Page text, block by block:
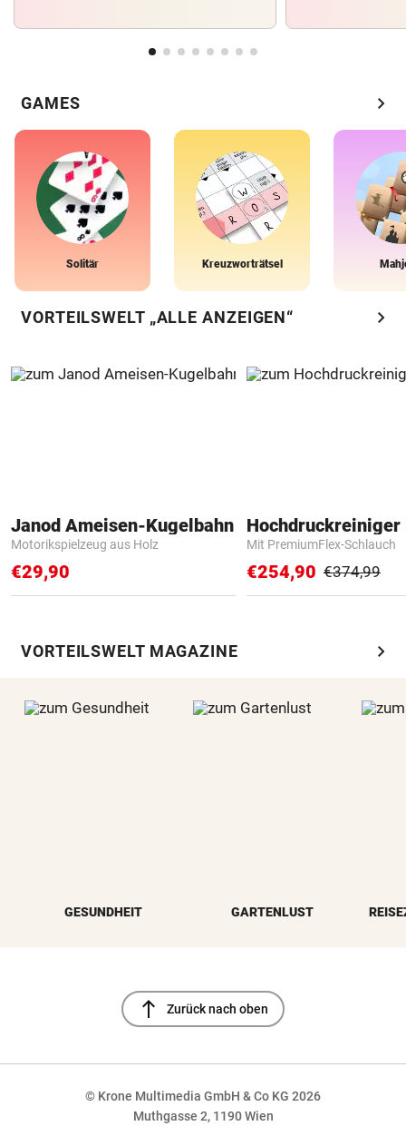
GAMES chevron_right
Solitär Kreuzworträtsel
VORTEILSWELT „ALLE ANZEIGEN“ chevron_right
Janod Ameisen-Kugelbahn
Motorikspielzeug aus Holz
€29,90
Hochdruckreiniger
Mit PremiumFlex-Schlauch
€254,90 €374,99
VORTEILSWELT MAGAZINE chevron_right
GESUNDHEIT GARTENLUST
north Zurück nach oben
© Krone Multimedia GmbH & Co KG 2026
Muthgasse 2, 1190 Wien